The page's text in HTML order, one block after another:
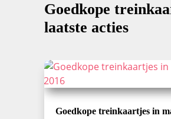
Goedkope
laatste acties
Goedkope treinkaartjes in